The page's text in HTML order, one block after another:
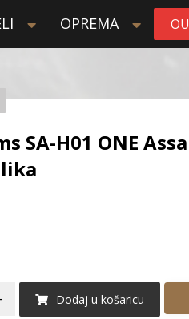
OPREMA
SA-H01 ONE
Dodaj u košaricu